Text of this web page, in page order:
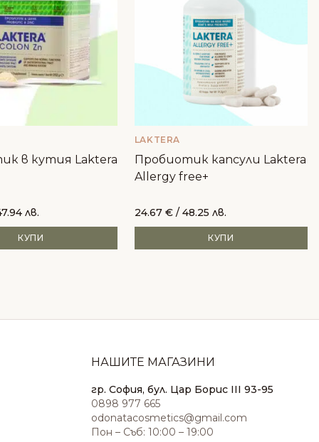
в кутия Laktera
лв.
КУПИ
LAKTERA
Пробиотик капсули Laktera
Allergy free+
24.67 €/ 48.25 лв.
КУПИ
НАШИТЕ МАГАЗИНИ
гр. София, бул. Цар Борис III 93-95
0898 977 665
odonatacosmetics@gmail.com
Пон – Съб: 10:00 – 19:00